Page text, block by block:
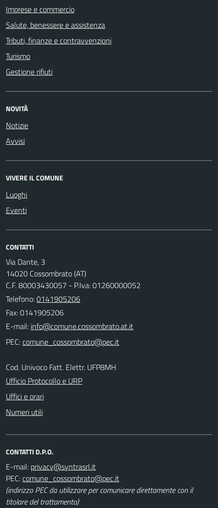
Imprese e commercio
Salute, benessere e assistenza
Tributi, finanze e contravvenzioni
Turismo
Gestione rifiuti
NOVITÀ
Notizie
Avvisi
VIVERE IL COMUNE
Luoghi
Eventi
CONTATTI
Via Dante, 3
14020 Cossombrato (AT)
C.F. 80003430057 - P.Iva: 01260000052
Telefono:0141905206
Fax: 0141905206
E-mail:
PEC:
Cod. Univoco Fatt. Elettr. UFP8MH
Ufficio Protocollo e URP
Uffici e orari
Numeri utili
CONTATTI D.P.O.
E-mail:
PEC:
(indirizzo PEC da utilizzare per comunicare direttamente con il
titolare del trattamento)